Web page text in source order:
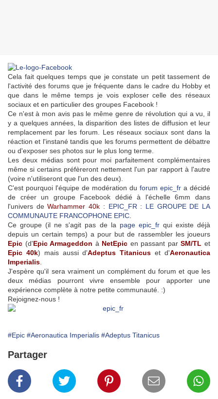
Cela fait quelques temps que je constate un petit tassement de
l'activité des forums que je fréquente dans le cadre du Hobby et
que dans le même temps je vois exploser celle des réseaux
sociaux et en particulier des groupes Facebook !
Ce n'est à mon avis pas le même genre de révolution qui a vu, il
y a quelques années, la disparition des listes de diffusion et leur
remplacement par les forum. Les réseaux sociaux sont dans la
réaction et l'instané tandis que les forums permettent de débattre
ou d'exposer ses photos sur le plus long terme.
Les deux médias sont pour moi parfaitement complémentaires
même si certains préfèreront nettement l'un par rapport à l'autre
(voire n'utiliseront que l'un des deux).
C'est pourquoi l'équipe de modération du forum epic_fr a décidé
de créer un groupe Facebook dédié à l'échelle 6mm dans
l'univers deWarhammer 40k : EPIC_FR : LE GROUPE DE LA
COMMUNAUTE FRANCOPHONE EPIC
Ce groupe (il ne s'agit pas de la page epic_frqui existe déjà
depuis un certain temps) a pour but de rassembler les joueurs
Epic (d'Epic Armageddon à NetEpic en passant parSM/TL et
Epic 40k) mais aussi d'Adeptus Titanicus et d'Aeronautica
Imperialis
J'espère qu'il sera vraiment un complément du forum et que les
deux médias pourront vivre ensemble pour apporter une
expérience complète à notre petite communauté. :)
Rejoignez-nous !
#Epic #Aeronautica Imperialis #Adeptus Titanicus
Partager